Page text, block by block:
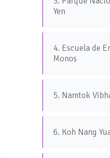
Yen
4. Escuela de
Monos
5. Namtok
6. Koh Nang